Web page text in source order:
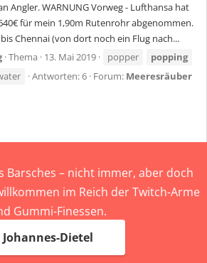
Angler. WARNUNG Vorweg - Lufthansa hat
für mein 1,90m Rutenrohr abgenommen.
Chennai (von dort noch ein Flug nach...
Thema 13. Mai 2019 popper
popping
Antworten: 6 Forum: Meeresräuber
Barsches – nicht immer, aber doch
im Reich der Twitch-Arme
Gummi-Finessen.
Johannes-Dietel